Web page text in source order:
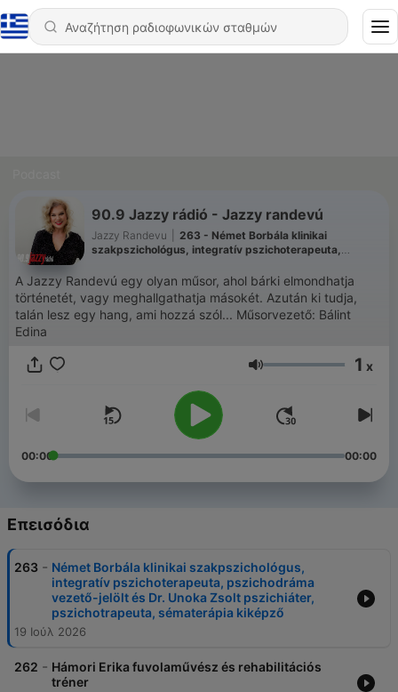
90.9 Jazzy rádió - Jazzy randevú
Jazzy Randevu
263 - Német Borbála klinikai
szakpszichológus, integratív pszichoterapeuta,
pszichiáter, pszichotrapeuta, sématerápia kiképző
A Jazzy Randevú egy olyan műsor, ahol bárki elmondhatja
történetét, vagy meghallgathatja másokét. Azután ki tudja,
talán lesz egy hang, ami hozzá szól... Műsorvezető: Bálint
Edina
Ένταση 1 x
00:00 00:00
Επεισόδια
263 - Német Borbála klinikai szakpszichológus,
integratív pszichoterapeuta, pszichodráma
vezető-jelölt és Dr. Unoka Zsolt pszichiáter,
pszichotrapeuta, sématerápia kiképző
19 Ιούλ 2026
262 - Hámori Erika fuvolaművész és rehabilitációs
tréner